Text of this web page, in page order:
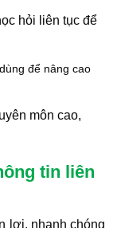
hỏi liên tục để
để nâng cao
môn cao,
tin liên
lợi, nhanh chóng